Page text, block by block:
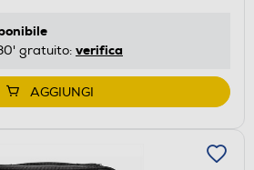
gratuito: verifica
AGGIUNGI